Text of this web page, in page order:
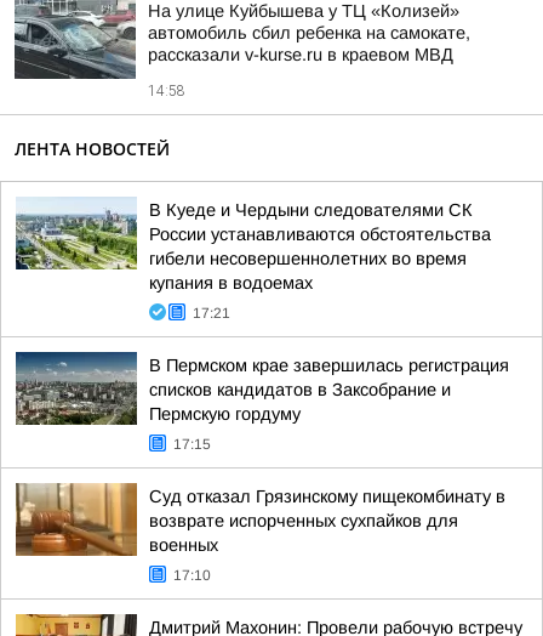
На улице Куйбышева у ТЦ «Колизей»
автомобиль сбил ребенка на самокате,
рассказали v-kurse.ru в краевом МВД
14:58
ЛЕНТА НОВОСТЕЙ
В Куеде и Чердыни следователями СК
России устанавливаются обстоятельства
гибели несовершеннолетних во время
купания в водоемах
17:21
В Пермском крае завершилась регистрация
списков кандидатов в Заксобрание и
Пермскую гордуму
17:15
Суд отказал Грязинскому пищекомбинату в
возврате испорченных сухпайков для
военных
17:10
Дмитрий Махонин: Провели рабочую встречу